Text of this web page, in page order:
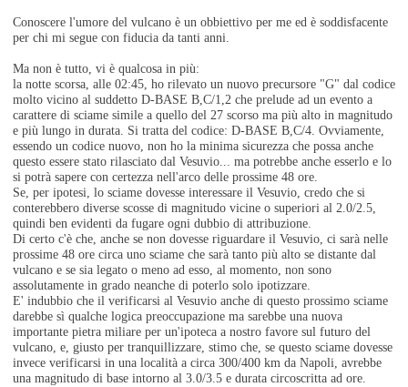
Conoscere l'umore del vulcano è un obbiettivo per me ed è soddisfacente
per chi mi segue con fiducia da tanti anni.
Ma non è tutto, vi è qualcosa in più:
la notte scorsa, alle 02:45, ho rilevato un nuovo precursore "G" dal codice
molto vicino al suddetto D-BASE B,C/1,2 che prelude ad un evento a
carattere di sciame simile a quello del 27 scorso ma più alto in magnitudo
e più lungo in durata. Si tratta del codice: D-BASE B,C/4. Ovviamente,
essendo un codice nuovo, non ho la minima sicurezza che possa anche
questo essere stato rilasciato dal Vesuvio... ma potrebbe anche esserlo e lo
si potrà sapere con certezza nell'arco delle prossime 48 ore.
Se, per ipotesi, lo sciame dovesse interessare il Vesuvio, credo che si
conterebbero diverse scosse di magnitudo vicine o superiori al 2.0/2.5,
quindi ben evidenti da fugare ogni dubbio di attribuzione.
Di certo c'è che, anche se non dovesse riguardare il Vesuvio, ci sarà nelle
prossime 48 ore circa uno sciame che sarà tanto più alto se distante dal
vulcano e se sia legato o meno ad esso, al momento, non sono
assolutamente in grado neanche di poterlo solo ipotizzare.
E' indubbio che il verificarsi al Vesuvio anche di questo prossimo sciame
darebbe sì qualche logica preoccupazione ma sarebbe una nuova
importante pietra miliare per un'ipoteca a nostro favore sul futuro del
vulcano, e, giusto per tranquillizzare, stimo che, se questo sciame dovesse
invece verificarsi in una località a circa 300/400 km da Napoli, avrebbe
una magnitudo di base intorno al 3.0/3.5 e durata circoscritta ad ore.